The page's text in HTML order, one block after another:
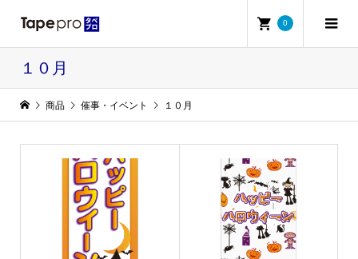
0
１０月
商品 催事・イベント １０月